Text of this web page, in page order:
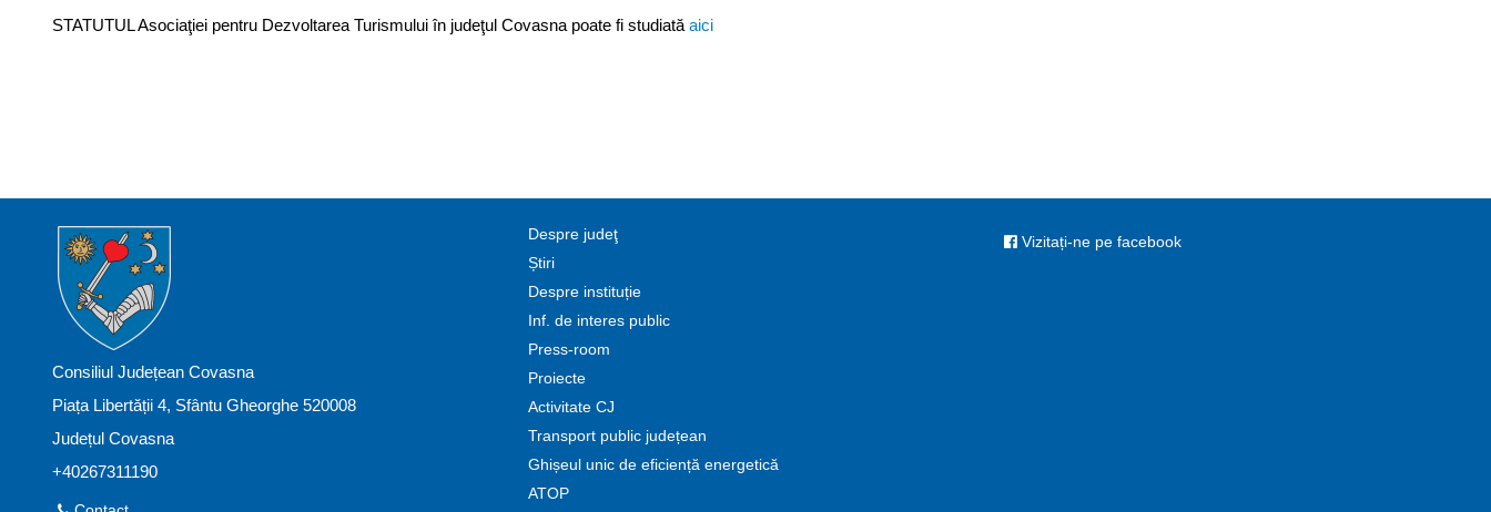
STATUTUL Asociaţiei pentru Dezvoltarea Turismului în judeţul Covasna poate fi studiată aici
Consiliul Județean Covasna
Piața Libertății 4, Sfântu Gheorghe 520008
Județul Covasna
+40267311190
Despre judeţ
Știri
Despre instituție
Inf. de interes public
Press-room
Proiecte
Activitate CJ
Transport public județean
Ghișeul unic de eficiență energetică
ATOP
Vizitați-ne pe facebook